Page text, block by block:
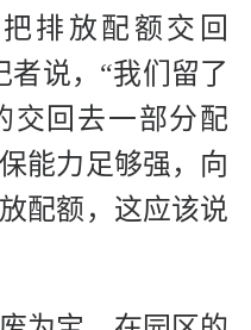
排放配额交回
者说，“我们留了
交回去一部分配
能力足够强，向
配额，这应该说